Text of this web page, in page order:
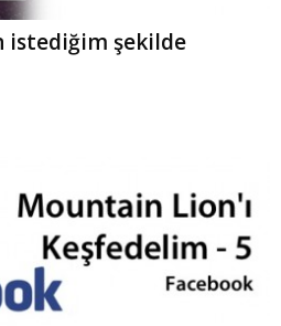
istediğim şekilde